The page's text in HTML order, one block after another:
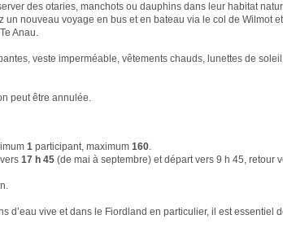
des otaries, manchots ou dauphins dans leur habitat
un nouveau voyage en bus et en bateau via le col de Wilmot
Anau.
veste imperméable, vêtements chauds, lunettes de
peut être annulée.
1 participant, maximum 160.
17 h 45 (de mai à septembre) et départ vers 9 h 45, retour
d’eau vive et dans le Fiordland en particulier, il est essentiel